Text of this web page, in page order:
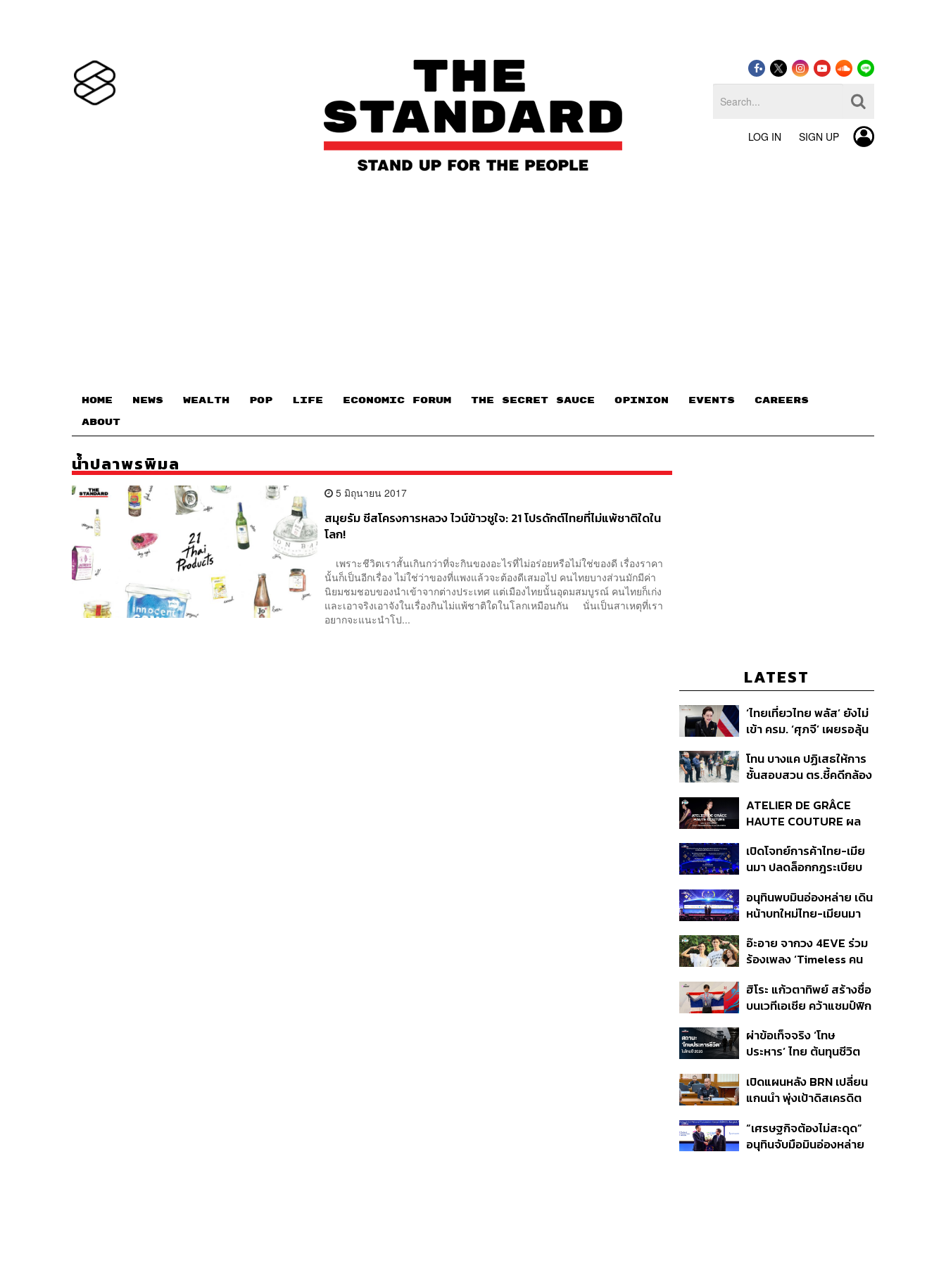
LOG IN SIGN UP
HOME NEWS WEALTH POP LIFE ECONOMIC FORUM THE SECRET SAUCE​ OPINION EVENTS CAREERS
ABOUT
น้ำปลาพรพิมล
5 มิถุนายน 2017
สมุยรัม ชีสโครงการหลวง ไวน์ข้าวชูใจ: 21 โปรดักต์ไทยที่ไม่แพ้ชาติใดใน
โลก!
เพราะชีวิตเราสั้นเกินกว่าที่จะกินของอะไรที่ไม่อร่อยหรือไม่ใช่ของดี เรื่องราคา
นั้นก็เป็นอีกเรื่อง ไม่ใช่ว่าของที่แพงแล้วจะต้องดีเสมอไป คนไทยบางส่วนมักมีค่า
นิยมชมชอบของนำเข้าจากต่างประเทศ แต่เมืองไทยนั้นอุดมสมบูรณ์ คนไทยก็เก่ง
และเอาจริงเอาจังในเรื่องกินไม่แพ้ชาติใดในโลกเหมือนกัน นั่นเป็นสาเหตุที่เรา
อยากจะแนะนำโป...
LATEST
‘ไทยเที่ยวไทย พลัส’ ยังไม่
เข้า ครม. ‘ศุภจี’ เผยรอลุ้น
กระจุกตัว
โทน บางแค ปฏิเสธให้การ
ชั้นสอบสวน ตร.ชี้คดีกล้อง
40 ราย ไม่เกี่ยวคดีมาดาม
เก่ง
ATELIER DE GRÂCE
HAUTE COUTURE ผล
ดีไซเนอร์ระดับตำนานของ
ประเทศไทย
เปิดโจทย์การค้าไทย-เมีย
นมา ปลดล็อกกฎระเบียบ
มั่นนักลงทุน ทำอย่างไร?
อนุทินพบมินอ่องหล่าย เดิน
หน้าบทใหม่ไทย-เมียนมา
การค้า-การลงทุน
อ๊ะอาย จากวง 4EVE ร่วม
ร้องเพลง ‘Timeless คน
ภาพยนตร์ Her in Frame
ฮิโระ แก้วตาทิพย์ สร้างชื่อ
บนเวทีเอเชีย คว้าแชมป์ฟิก
Open
ผ่าข้อเท็จจริง ‘โทษ
ประหาร’ ไทย ต้นทุนชีวิต
เพื่อความปลอดภัยสังคม
เปิดแผนหลัง BRN เปลี่ยน
แกนนำ พุ่งเป้าดิสเครดิต
พร้อมระดมเงินบริจาค
สะพัดปีละ 2,000 ล้านบาท
“เศรษฐกิจต้องไม่สะดุด”
อนุทินจับมือมินอ่องหล่าย